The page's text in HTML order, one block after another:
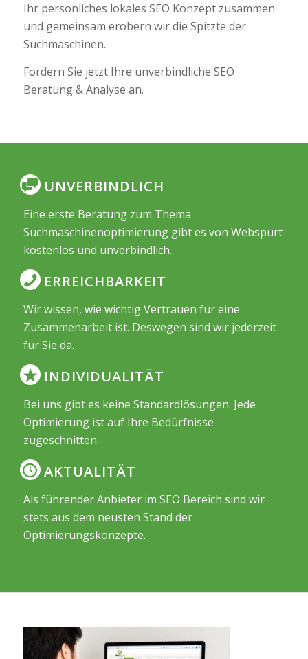
Ihr persönliches lokales SEO Konzept zusammen
und gemeinsam erobern wir die Spitzte der
Suchmaschinen.
Fordern Sie jetzt Ihre unverbindliche SEO
Beratung & Analyse an.
UNVERBINDLICH
Eine erste Beratung zum Thema
Suchmaschinenoptimierung gibt es von Webspurt
kostenlos und unverbindlich.
ERREICHBARKEIT
Wir wissen, wie wichtig Vertrauen für eine
Zusammenarbeit ist. Deswegen sind wir jederzeit
für Sie da.
INDIVIDUALITÄT
Bei uns gibt es keine Standardlösungen. Jede
Optimierung ist auf Ihre Bedürfnisse
zugeschnitten.
AKTUALITÄT
Als führender Anbieter im SEO Bereich sind wir
stets aus dem neusten Stand der
Optimierungskonzepte.